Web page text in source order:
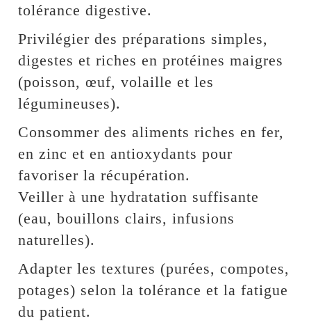
tolérance digestive.
Privilégier des préparations simples,
digestes et riches en protéines maigres
(poisson, œuf, volaille et les
légumineuses).
Consommer des aliments riches en fer,
en zinc et en antioxydants pour
favoriser la récupération.
Veiller à une hydratation suffisante
(eau, bouillons clairs, infusions
naturelles).
Adapter les textures (purées, compotes,
potages) selon la tolérance et la fatigue
du patient.